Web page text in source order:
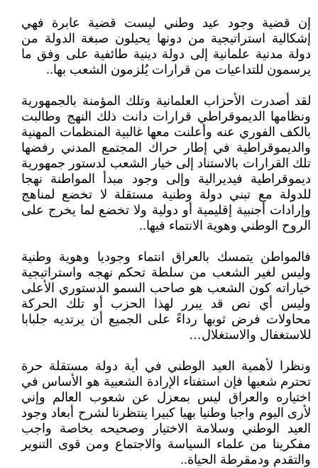
إن قضية وجود عيد وطني ليست قضية عابرة فهي
إشكالية استراتيجية من دونها يحيلون صبغة الدولة من
دولة مدنية علمانية إلى دولة دينية طائفية على وفق ما
يرسمون للتداعيات من قرارات يُلزمون الشعب بها..
لقد أصدرت الأحزاب العلمانية وتلك المؤمنة بالجمهورية
ونظامها الديموقراطي قرارات دانت ذلك النهج وطالبت
بالكف الفوري عنه وأعلنت معها غالبية المنظمات المهنية
والديموقراطية في إطار حراك المجتمع المدني رفضها
تلك القرارات بالاستناد إلى خيار الشعب لدستور جمهورية
ديموقراطية فيديرالية وإلى وجود مبدأ المواطنة نهجا
للدولة مع تبني دولة وطنية مستقلة لا تخضع لمناهج
وإرادات أجنبية إقليمية أو دولية ولا تخضع لما يخرج على
الروح الوطني وهوية الانتماء فيها..
فالمواطن يتمسك بالعراق انتماء وجوديا وهوية وطنية
وليس لغير الشعب من سلطة تحكم نهجه واستراتيجية
خياراته كون الشعب هو صاحب السمو الدستوري الأعلى
وليس أي نص قد يبرر لهذا الحزب أو تلك الحركة
محاولات فرض ثوبها رداءً على الجميع أن يرتديه جلبابا
للاستغفال والاستغلال…
ونظرا لأهمية العيد الوطني في أية دولة مستقلة حرة
تحترم شعبها فإن استفتاء الإرادة الشعبية هو الأساس في
اختياره والعراق ليس بمعزل عن شعوب العالم وإني
لأرى اليوم واجبا وطنيا بهيا كبيرا ينتظرنا لشرح أبعاد وجود
العيد الوطني وسلامة الاختيار وصحيحه بخاصة واجب
مفكرينا من علماء السياسة والاجتماع ومن قوى التنوير
والتقدم ودمقرطة الحياة..